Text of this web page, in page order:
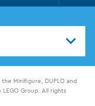
Minifigure, DUPLO and
Group. All rights